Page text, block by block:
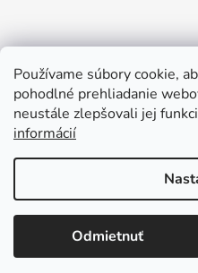
Používame súbory cookie,
pohodlné prehliadanie
neustále zlepšovali jej
informácií
Odmietnuť
Copyright 2026
vyhradené.